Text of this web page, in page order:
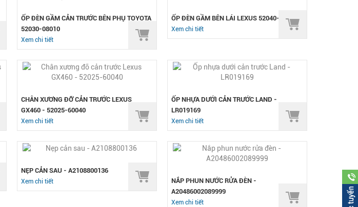
ỐP ĐÈN GẦM CẢN TRƯỚC BÊN PHỤ TOYOTA
52030-08010
Xem chi tiết
ỐP ĐÈN GẦM BÊN LÁI LEXUS 52040-60030
Xem chi tiết
CHÂN XƯƠNG ĐỠ CẢN TRƯỚC LEXUS
GX460 - 52025-60040
Xem chi tiết
ỐP NHỰA DƯỚI CẢN TRƯỚC LAND -
LR019169
Xem chi tiết
NẸP CẢN SAU - A2108800136
Xem chi tiết
NẮP PHUN NƯỚC RỬA ĐÈN -
A20486002089999
Xem chi tiết